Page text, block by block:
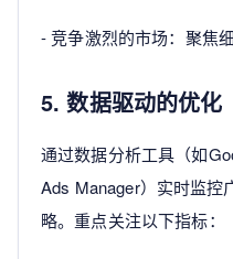
- 竞争激烈的市场：聚焦
5. 数据驱动的优化
通过数据分析工具（如
Ads Manager）实时监控
略。重点关注以下指标：